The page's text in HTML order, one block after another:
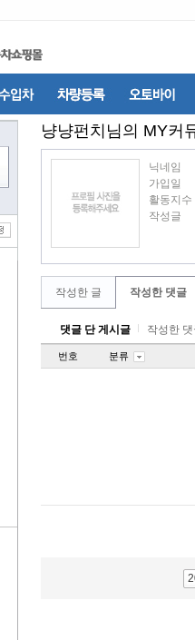
냥냥펀치 님의 MY커
닉네임
가입일
활동지수
작성글
작성한 글 작성한 댓글
댓글 단 게시글 작성한 댓
번호 분류